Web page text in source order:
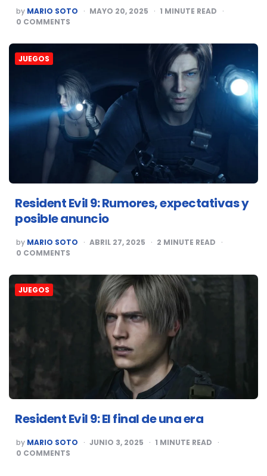
POSTED
BY
by MARIO SOTO MAYO 20, 2025 1 MINUTE READ
0 COMMENTS
JUEGOS
Resident Evil 9: Rumores, expectativas y
posible anuncio
POSTED
BY
by MARIO SOTO ABRIL 27, 2025 2 MINUTE READ
0 COMMENTS
JUEGOS
Resident Evil 9: El final de una era
POSTED
BY
by MARIO SOTO JUNIO 3, 2025 1 MINUTE READ
0 COMMENTS